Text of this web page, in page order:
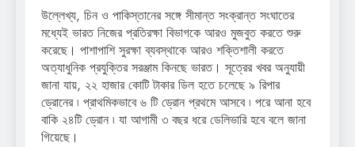
উল্লেখ্য, চিন ও পাকিস্তানের সঙ্গে সীমান্ত সংক্রান্ত সংঘাতের
মধ্যেই ভারত নিজের প্রতিরক্ষা বিভাগকে আরও মুজবুত করতে শুরু
করেছে। পাশাপাশি সুরক্ষা ব্যবস্থাকে আরও শক্তিশালী করতে
অত্যাধুনিক প্রযুক্তির সরঞ্জাম কিনছে ভারত। সূত্রের খবর অনুযায়ী
জানা যায়, ২২ হাজার কোটি টাকার ডিল হতে চলেছে ৯ রিপার
ড্রোনের ৷ প্রাথমিকভাবে ৬ টি ড্রোন প্রথমে আসবে ৷ পরে আনা হবে
বাকি ২৪টি ড্রোন ৷ যা আগামী ৩ বছর ধরে ডেলিভারি হবে বলে জানা
গিয়েছে।